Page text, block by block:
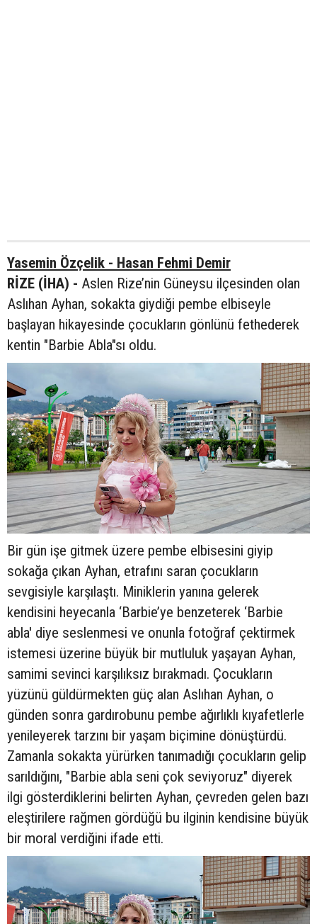
Yasemin Özçelik - Hasan Fehmi Demir
RİZE (İHA) - Aslen Rize’nin Güneysu ilçesinden olan
Aslıhan Ayhan, sokakta giydiği pembe elbiseyle
başlayan hikayesinde çocukların gönlünü fethederek
kentin "Barbie Abla"sı oldu.
Bir gün işe gitmek üzere pembe elbisesini giyip
sokağa çıkan Ayhan, etrafını saran çocukların
sevgisiyle karşılaştı. Miniklerin yanına gelerek
kendisini heyecanla ‘Barbie’ye benzeterek ‘Barbie
abla' diye seslenmesi ve onunla fotoğraf çektirmek
istemesi üzerine büyük bir mutluluk yaşayan Ayhan,
samimi sevinci karşılıksız bırakmadı. Çocukların
yüzünü güldürmekten güç alan Aslıhan Ayhan, o
günden sonra gardırobunu pembe ağırlıklı kıyafetlerle
yenileyerek tarzını bir yaşam biçimine dönüştürdü.
Zamanla sokakta yürürken tanımadığı çocukların gelip
sarıldığını, "Barbie abla seni çok seviyoruz" diyerek
ilgi gösterdiklerini belirten Ayhan, çevreden gelen bazı
eleştirilere rağmen gördüğü bu ilginin kendisine büyük
bir moral verdiğini ifade etti.